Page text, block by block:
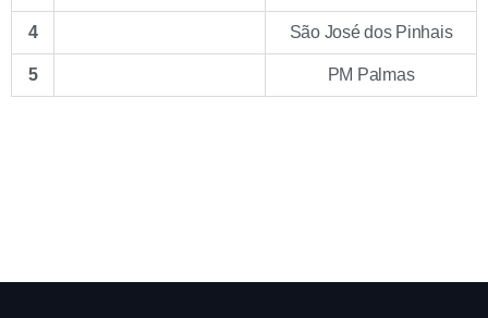
4 São José dos Pinhais
5 PM Palmas